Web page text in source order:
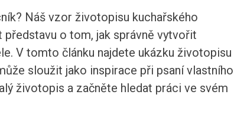
Náš vzor životopisu kuchařského
o tom, jak správně vytvořit
V tomto článku najdete ukázku životopisu
sloužit jako inspirace při psaní vlastního
životopis a začněte hledat práci ve svém